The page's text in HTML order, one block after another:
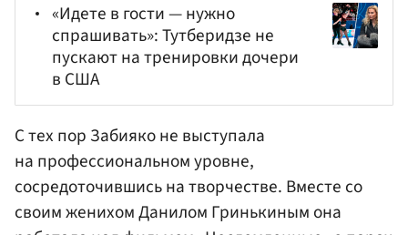
«Идете в гости — нужно
спрашивать»: Тутберидзе не
пускают на тренировки дочери
в США
С тех пор Забияко не выступала
на профессиональном уровне,
сосредоточившись на творчестве. Вместе со
своим женихом Данилом Гринькиным она